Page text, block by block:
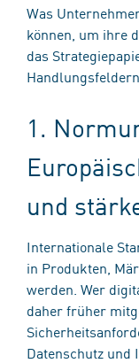
Was
können, um ihre
das
1.
und
Internationale
in Produkten,
werden. Wer
daher früher
Datenschutz und